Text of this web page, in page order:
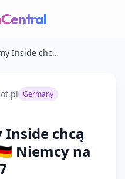
WYWIAD: Enemy Inside chcą reprezentować 🇩🇪 Niemcy na 🇧🇬 Eurowizji 2027
Germany
Inside chcą
Niemcy na